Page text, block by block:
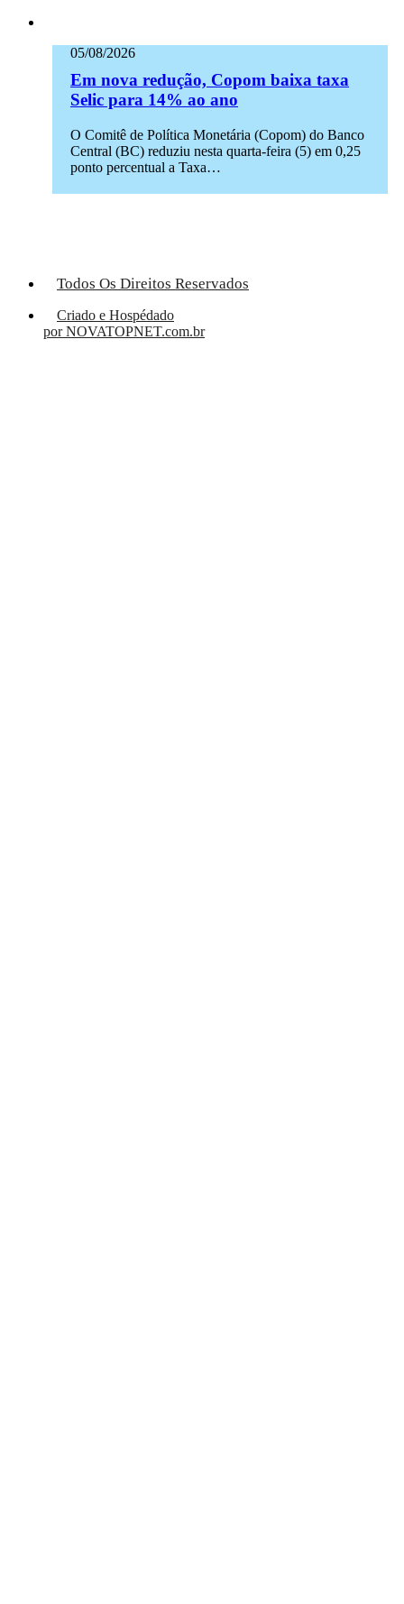
05/08/2026
Em nova redução, Copom baixa taxa
Selic para 14% ao ano
O Comitê de Política Monetária (Copom) do Banco
Central (BC) reduziu nesta quarta-feira (5) em 0,25
ponto percentual a Taxa…
Todos Os Direitos Reservados
Criado e Hospédado
por NOVATOPNET.com.br